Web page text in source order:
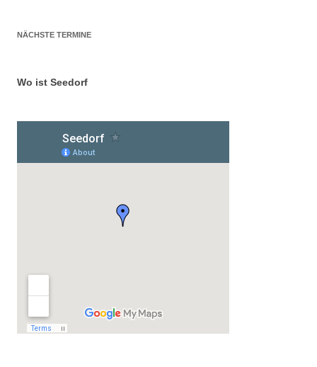
NÄCHSTE TERMINE
Wo ist Seedorf